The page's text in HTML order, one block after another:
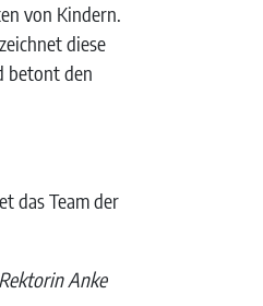
von Kindern.
diese
betont den
das Team der
Anke